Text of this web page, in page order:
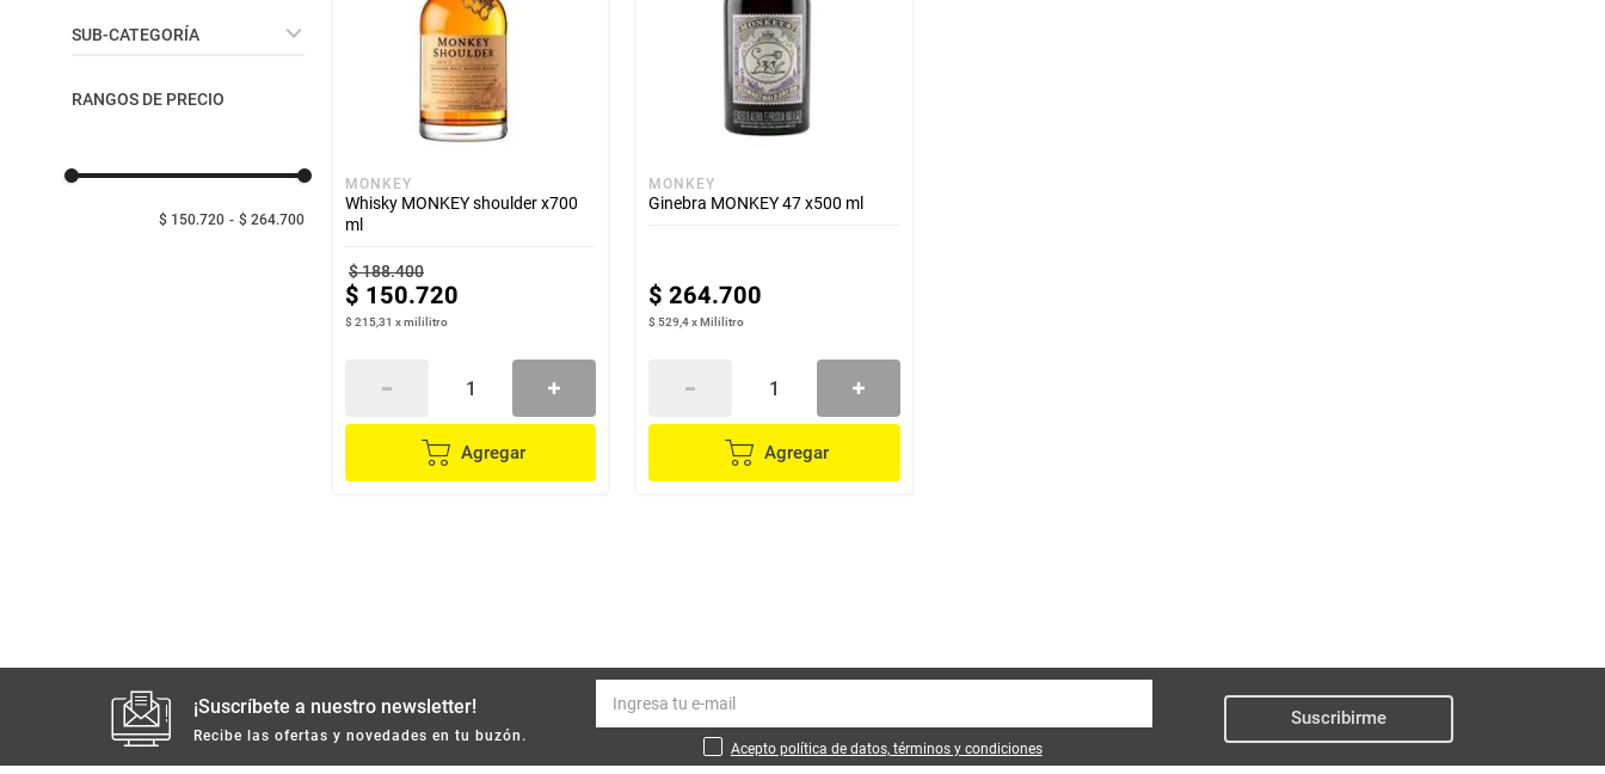
cuidado del bebé
moda
deportes
SUB-CATEGORÍA
Vodkas
RANGOS DE PRECIO
$ 150.720 $ 264.700
MONKEY
Whisky MONKEY shoulder x700
ml
$188.400
$ 150.720
$ 215,31 xmililitro
Agregar
MONKEY
Ginebra MONKEY 47 x500 ml
$ 264.700
$ 529,4xMililitro
Agregar
¡Suscríbete a nuestro newsletter!
Recibe las ofertas y novedades en tu buzón.
Acepto política de datos, términos y condiciones
Suscribirme
Mantequilla